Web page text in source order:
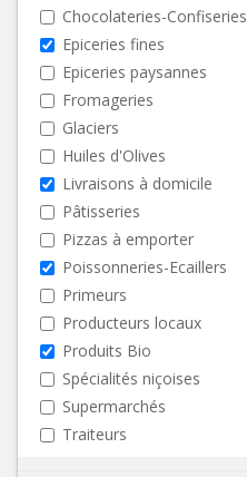
Chocolateries-Confiseries
Epiceries fines
Epiceries paysannes
Fromageries
Glaciers
Huiles d'Olives
Livraisons à domicile
Pâtisseries
Pizzas à emporter
Poissonneries-Ecaillers
Primeurs
Producteurs locaux
Produits Bio
Spécialités niçoises
Supermarchés
Traiteurs